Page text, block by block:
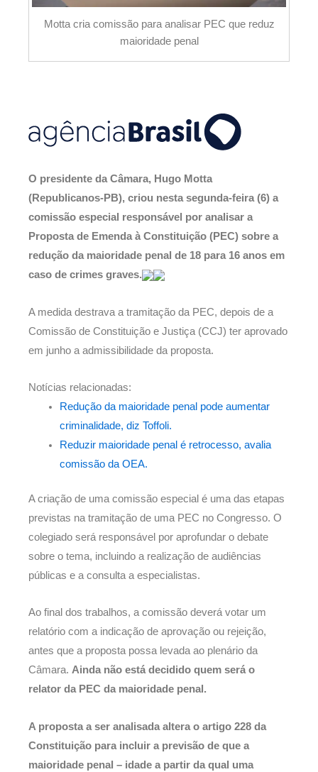
Motta cria comissão para analisar PEC que reduz
maioridade penal
O presidente da Câmara, Hugo Motta
(Republicanos-PB), criou nesta segunda-feira (6) a
comissão especial responsável por analisar a
Proposta de Emenda à Constituição (PEC) sobre a
redução da maioridade penal de 18 para 16 anos em
caso de crimes graves.
A medida destrava a tramitação da PEC, depois de a
Comissão de Constituição e Justiça (CCJ) ter aprovado
em junho a admissibilidade da proposta.
Notícias relacionadas:
Redução da maioridade penal pode aumentar
criminalidade, diz Toffoli.
Reduzir maioridade penal é retrocesso, avalia
comissão da OEA.
A criação de uma comissão especial é uma das etapas
previstas na tramitação de uma PEC no Congresso. O
colegiado será responsável por aprofundar o debate
sobre o tema, incluindo a realização de audiências
públicas e a consulta a especialistas.
Ao final dos trabalhos, a comissão deverá votar um
relatório com a indicação de aprovação ou rejeição,
antes que a proposta possa levada ao plenário da
Câmara. Ainda não está decidido quem será o
relator da PEC da maioridade penal.
A proposta a ser analisada altera o artigo 228 da
Constituição para incluir a previsão de que a
maioridade penal – idade a partir da qual uma